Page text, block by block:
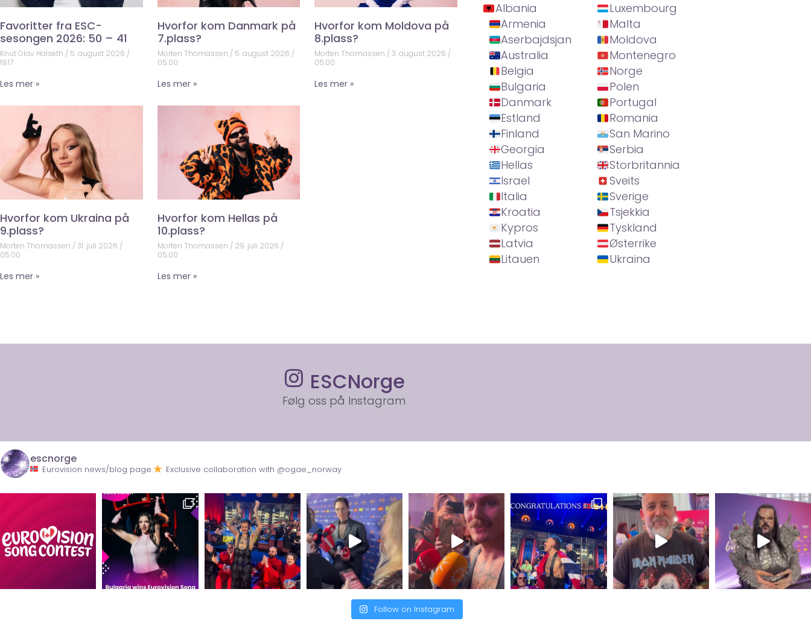
Favoritter fra ESC-
sesongen 2026: 50 – 41
Knut Olav Halseth
5. august 2026
19:17
Les mer »
Hvorfor kom Danmark på
7.plass?
Morten Thomassen 5. august 2026
05:00
Les mer »
Hvorfor kom Moldova på
8.plass?
Morten Thomassen
3. august 2026
05:00
Les mer »
Hvorfor kom Ukraina på
9.plass?
Morten Thomassen
31. juli 2026
05:00
Les mer »
Hvorfor kom Hellas på
10.plass?
Morten Thomassen 29. juli 2026
05:00
Les mer »
Albania
Armenia
Aserbajdsjan
Australia
Belgia
Bulgaria
Danmark
Estland
Finland
Georgia
Hellas
Israel
Italia
Kroatia
Kypros
Latvia
Litauen
Luxembourg
Malta
Moldova
Montenegro
Norge
Polen
Portugal
Romania
San Marino
Serbia
Storbritannia
Sveits
Sverige
Tsjekkia
Tyskland
Østerrike
Ukraina
ESCNorge
Følg oss på Instagram
escnorge
Eurovision news/blog page Exclusive collaboration with @ogae_norway
Follow on Instagram